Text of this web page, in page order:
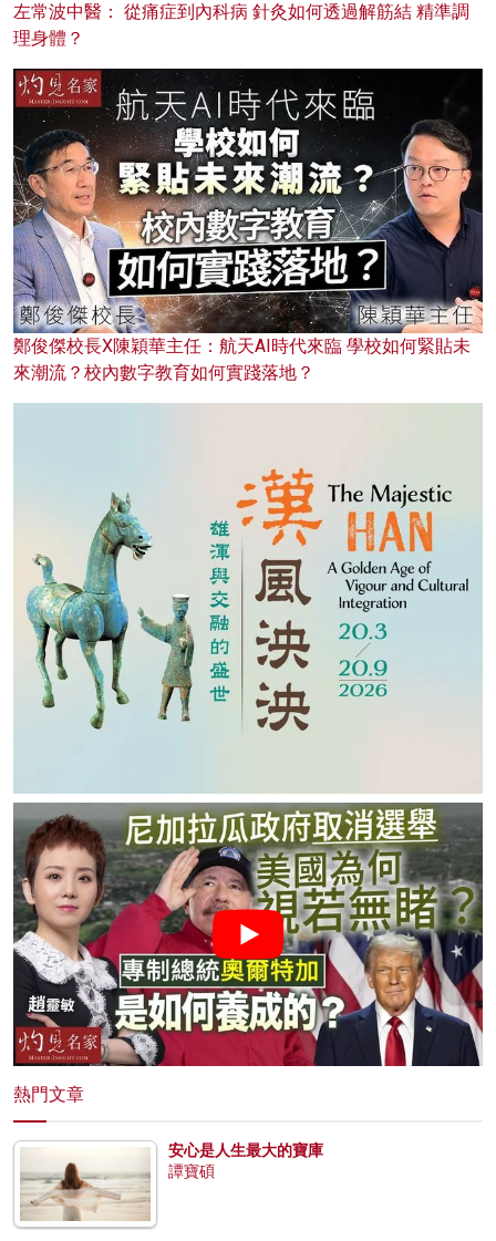
左常波中醫： 從痛症到內科病 針灸如何透過解筋結 精準調
理身體？
鄭俊傑校長X陳穎華主任：航天AI時代來臨 學校如何緊貼未
來潮流？校內數字教育如何實踐落地？
熱門文章
安心是人生最大的寶庫
譚寶碩